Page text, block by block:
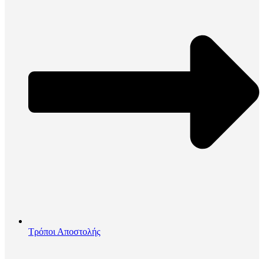
Τρόποι Αποστολής